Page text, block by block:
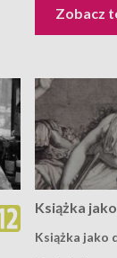
Zobacz
Książka
Książka jako